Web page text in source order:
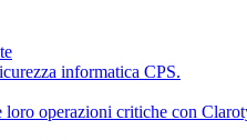
informatica CPS.
operazioni critiche con